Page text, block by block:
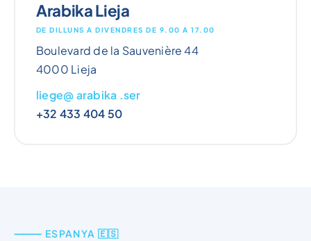
Arabika Lieja
DE DILLUNS A DIVENDRES DE 9.00 A 17.00
Boulevard de la Sauvenière 44
4000 Lieja
liege@ arabika .ser
+32 433 404 50
⸻ ESPANYA 🇪🇸